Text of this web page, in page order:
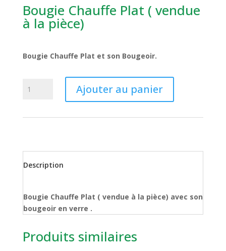
Bougie Chauffe Plat ( vendue
à la pièce)
Bougie Chauffe Plat et son Bougeoir.
Chauffe
vendue
à
Ajouter au panier
Description
Bougie Chauffe Plat ( vendue à la pièce) avec son
bougeoir en verre .
Produits similaires